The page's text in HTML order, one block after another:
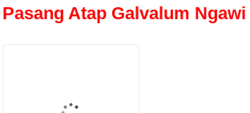
Pasang Atap Galvalum Ngawi